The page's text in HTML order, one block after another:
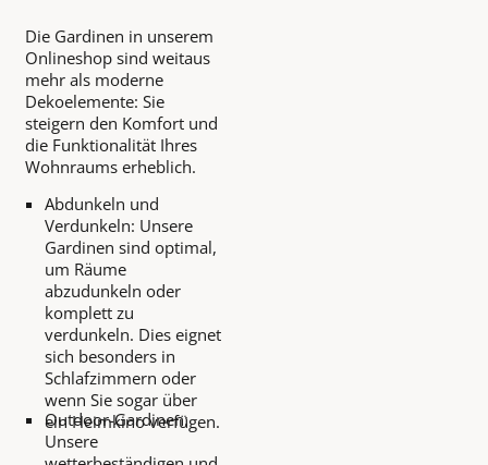
Die Gardinen in unserem
Onlineshop sind weitaus
mehr als moderne
Dekoelemente: Sie
steigern den Komfort und
die Funktionalität Ihres
Wohnraums erheblich.
Abdunkeln und
Verdunkeln: Unsere
Gardinen sind optimal,
um Räume
abzudunkeln oder
komplett zu
verdunkeln. Dies eignet
sich besonders in
Schlafzimmern oder
wenn Sie sogar über
ein Heimkino verfügen.
Outdoor-Gardinen:
Unsere